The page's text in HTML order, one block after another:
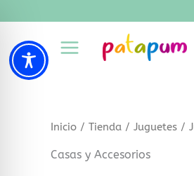
al
contenido
Inicio / Tienda / Juguetes /
Casas y Accesorios